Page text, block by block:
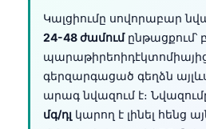
Կալցիումը սովորաբար
24-48 ժամումընթացքում՝
գերզարգացած գեղձն
արագ նվազում է։
մգ/դլ կարող է լինել հենց